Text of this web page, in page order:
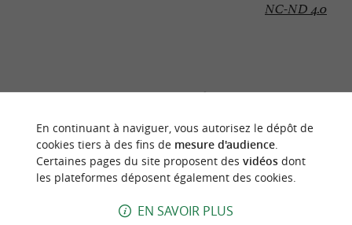
NC-ND 4.0
En continuant à naviguer, vous autorisez le dépôt de
cookies tiers à des fins de mesure d'audience.
Certaines pages du site proposent des vidéosdont
les plateformes déposent également des cookies.
EN SAVOIR PLUS